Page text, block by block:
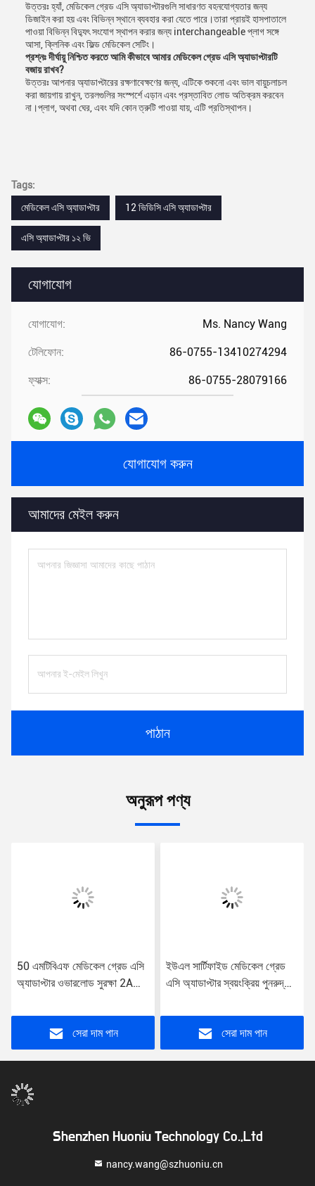
যোগাযোগ
যোগাযোগ: Ms. Nancy Wang
টেলিফোন: 86-0755-13410274294
ফ্যাক্স: 86-0755-28079166
যোগাযোগ করুন
আমাদের মেইল ​​করুন
পাঠান
উত্তরঃ হ্যাঁ, মেডিকেল গ্রেড এসি অ্যাডাপ্টারগুলি সাধারণত বহনযোগ্যতার জন্য
ডিজাইন করা হয় এবং বিভিন্ন স্থানে ব্যবহার করা যেতে পারে।তারা প্রায়ই হাসপাতালে
পাওয়া বিভিন্ন বিদ্যুৎ সংযোগ স্থাপন করার জন্য interchangeable প্লাগ সঙ্গে
আসা, ক্লিনিক এবং ফিল্ড মেডিকেল সেটিং।
প্রশ্নঃ দীর্ঘায়ু নিশ্চিত করতে আমি কীভাবে আমার মেডিকেল গ্রেড এসি অ্যাডাপ্টারটি
বজায় রাখব?
উত্তরঃ আপনার অ্যাডাপ্টারের রক্ষণাবেক্ষণের জন্য, এটিকে শুকনো এবং ভাল বায়ুচলাচল
করা জায়গায় রাখুন, তরলগুলির সংস্পর্শে এড়ান এবং প্রস্তাবিত লোড অতিক্রম করবেন
না।প্লাগ, অথবা ঘের, এবং যদি কোন ত্রুটি পাওয়া যায়, এটি প্রতিস্থাপন।
Tags:
মেডিকেল এসি অ্যাডাপ্টার
12 ভিডিসি এসি অ্যাডাপ্টার
এসি অ্যাডাপ্টার ১২ ভি
অনুরূপ পণ্য
50 এমটিবিএফ মেডিকেল গ্রেড এসি
অ্যাডাপ্টার ওভারলোড সুরক্ষা 2A
সেরা দাম পান
ইউএল সার্টিফাইড মেডিকেল গ্রেড
এসি অ্যাডাপ্টার স্বয়ংক্রিয় পুনরুদ্ধার
/ ইইউ / ইউকে / এউ প্লাগ 2A
সেরা দাম পান
Shenzhen Huoniu Technology Co.,Ltd
nancy.wang@szhuoniu.cn